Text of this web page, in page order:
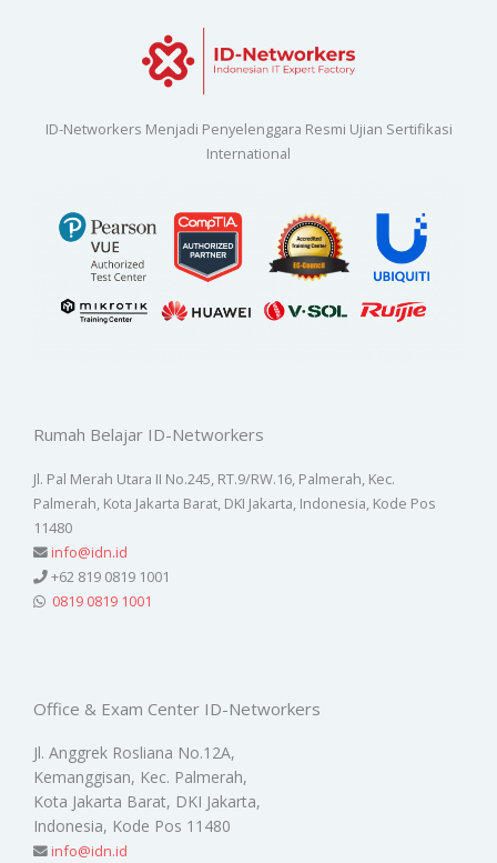
ID-Networkers Menjadi Penyelenggara Resmi Ujian Sertifikasi
International
Rumah Belajar ID-Networkers
Jl. Pal Merah Utara II No.245, RT.9/RW.16, Palmerah, Kec.
Palmerah, Kota Jakarta Barat, DKI Jakarta, Indonesia, Kode Pos
11480
info@idn.id
+62 819 0819 1001
0819 0819 1001
Office & Exam Center ID-Networkers
Jl. Anggrek Rosliana No.12A,
Kemanggisan, Kec. Palmerah,
Kota Jakarta Barat, DKI Jakarta,
Indonesia, Kode Pos 11480
info@idn.id